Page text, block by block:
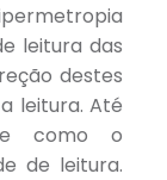
leitura das
destes
leitura. Até
como o
de leitura.